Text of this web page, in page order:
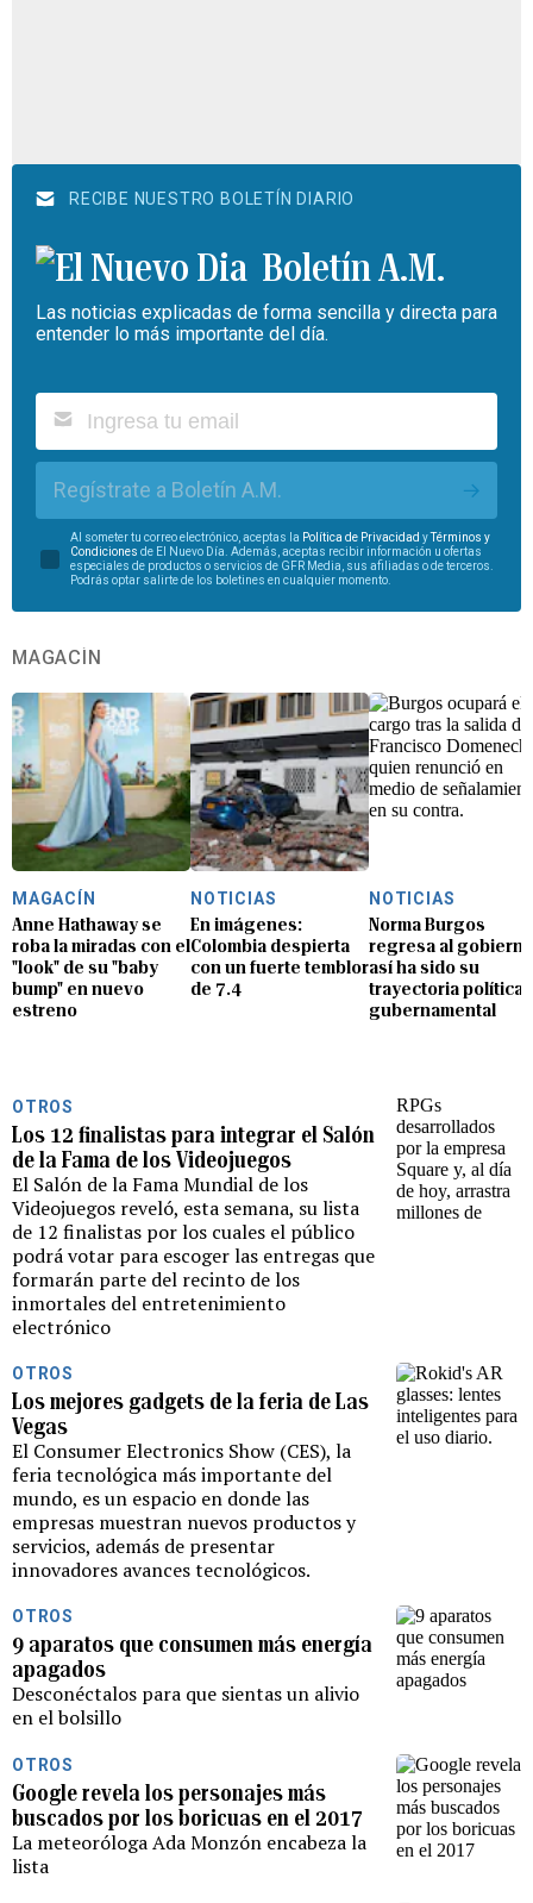
RECIBE NUESTRO BOLETÍN DIARIO
Boletín A.M.
Las noticias explicadas de forma sencilla y directa para
entender lo más importante del día.
Regístrate a Boletín A.M.
Al someter tu correo electrónico, aceptas la Política de Privacidad yTérminos y
Condiciones de El Nuevo Día. Además, aceptas recibir información u ofertas
especiales de productos o servicios de GFR Media, sus afiliadas o de terceros.
Podrás optar salirte de los boletines en cualquier momento.
MAGACÍN
MAGACÍN
Anne Hathaway se
roba la miradas con el
"look" de su "baby
bump" en nuevo
estreno
NOTICIAS
En imágenes:
Colombia despierta
con un fuerte temblor
de 7.4
NOTICIAS
Norma Burgos
regresa al
así ha sido su
trayectoria política
gubernamental
OTROS
Los 12 finalistas para integrar el Salón
de la Fama de los Videojuegos
El Salón de la Fama Mundial de los
Videojuegos reveló, esta semana, su lista
de 12 finalistas por los cuales el público
podrá votar para escoger las entregas que
formarán parte del recinto de los
inmortales del entretenimiento
electrónico
OTROS
Los mejores gadgets de la feria de Las
Vegas
El Consumer Electronics Show (CES), la
feria tecnológica más importante del
mundo, es un espacio en donde las
empresas muestran nuevos productos y
servicios, además de presentar
innovadores avances tecnológicos.
OTROS
9 aparatos que consumen más energía
apagados
Desconéctalos para que sientas un alivio
en el bolsillo
OTROS
Google revela los personajes más
buscados por los boricuas en el 2017
La meteoróloga Ada Monzón encabeza la
lista